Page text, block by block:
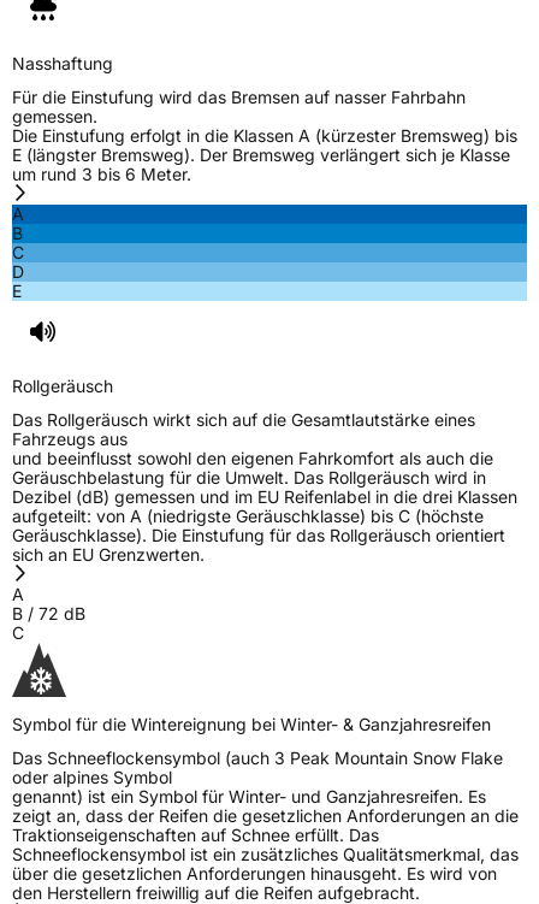
Nasshaftung
Für die Einstufung wird das Bremsen auf nasser Fahrbahn
gemessen.
Die Einstufung erfolgt in die Klassen A (kürzester Bremsweg) bis
E (längster Bremsweg). Der Bremsweg verlängert sich je Klasse
um rund 3 bis 6 Meter.
A
B
C
D
E
Rollgeräusch
Das Rollgeräusch wirkt sich auf die Gesamtlautstärke eines
Fahrzeugs aus
und beeinflusst sowohl den eigenen Fahrkomfort als auch die
Geräuschbelastung für die Umwelt. Das Rollgeräusch wird in
Dezibel (dB) gemessen und im EU Reifenlabel in die drei Klassen
aufgeteilt: von A (niedrigste Geräuschklasse) bis C (höchste
Geräuschklasse). Die Einstufung für das Rollgeräusch orientiert
sich an EU Grenzwerten.
A
B / 72 dB
C
Symbol für die Wintereignung bei Winter- & Ganzjahresreifen
Das Schneeflockensymbol (auch 3 Peak Mountain Snow Flake
oder alpines Symbol
genannt) ist ein Symbol für Winter- und Ganzjahresreifen. Es
zeigt an, dass der Reifen die gesetzlichen Anforderungen an die
Traktionseigenschaften auf Schnee erfüllt. Das
Schneeflockensymbol ist ein zusätzliches Qualitätsmerkmal, das
über die gesetzlichen Anforderungen hinausgeht. Es wird von
den Herstellern freiwillig auf die Reifen aufgebracht.